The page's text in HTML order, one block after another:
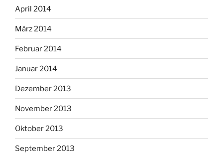
April 2014
März 2014
Februar 2014
Januar 2014
Dezember 2013
November 2013
Oktober 2013
September 2013